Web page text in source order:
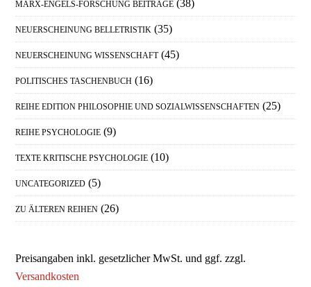
MARX-ENGELS-FORSCHUNG BEITRÄGE (38)
NEUERSCHEINUNG BELLETRISTIK (35)
NEUERSCHEINUNG WISSENSCHAFT (45)
POLITISCHES TASCHENBUCH (16)
REIHE EDITION PHILOSOPHIE UND SOZIALWISSENSCHAFTEN (25)
REIHE PSYCHOLOGIE (9)
TEXTE KRITISCHE PSYCHOLOGIE (10)
UNCATEGORIZED (5)
ZU ÄLTEREN REIHEN (26)
Preisangaben inkl. gesetzlicher MwSt. und ggf. zzgl.
Versandkosten